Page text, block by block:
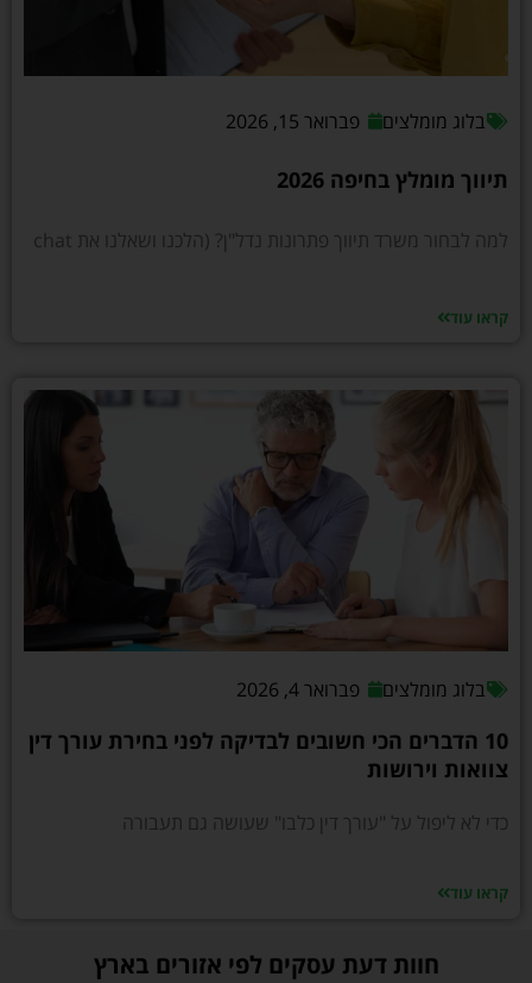
בלוג מומלצים פברואר 15, 2026
תיווך מומלץ בחיפה 2026
למה לבחור משרד תיווך פתרונות נדל"ן? (הלכנו ושאלנו את chat
קראו עוד
בלוג מומלצים פברואר 4, 2026
10 הדברים הכי חשובים לבדיקה לפני בחירת עורך דין
צוואות וירושות
כדי לא ליפול על "עורך דין כלבו" שעושה גם תעבורה
קראו עוד
חוות דעת עסקים לפי אזורים בארץ